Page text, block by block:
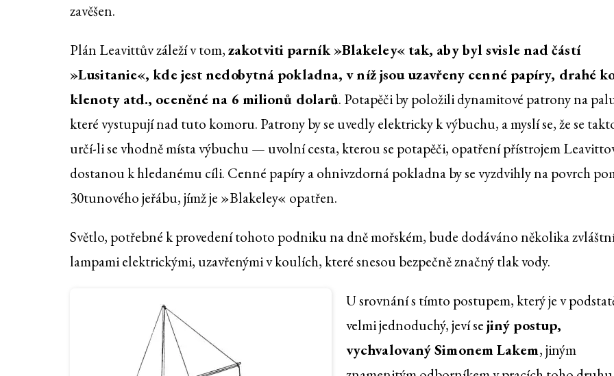
zavěšen.
Plán Leavittův záleží v tom,zakotviti parník »Blakeley« tak, aby byl svisle nad částí
»Lusitanie«, kde jest nedobytná pokladna, v níž jsou uzavřeny cenné papíry, drahé
klenoty atd., oceněné na 6 milionů dolarů. Potapěči by položili dynamitové patrony na
které vystupují nad tuto komoru. Patrony by se uvedly elektricky k výbuchu, a myslí se, že se
určí-li se vhodně místa výbuchu — uvolní cesta, kterou se potapěči, opatření přístrojem
dostanou k hledanému cíli. Cenné papíry a ohnivzdorná pokladna by se vyzdvihly na povrch
30tunového jeřábu, jímž je »Blakeley« opatřen.
Světlo, potřebné k provedení tohoto podniku na dně mořském, bude dodáváno několika
lampami elektrickými, uzavřenými v koulích, které snesou bezpečně značný tlak vody.
U srovnání s tímto postupem, který je v
velmi jednoduchý, jeví sejiný postup,
vychvalovaný Simonem Lakem, jiným